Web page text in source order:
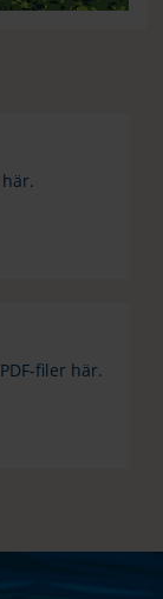
filer här.